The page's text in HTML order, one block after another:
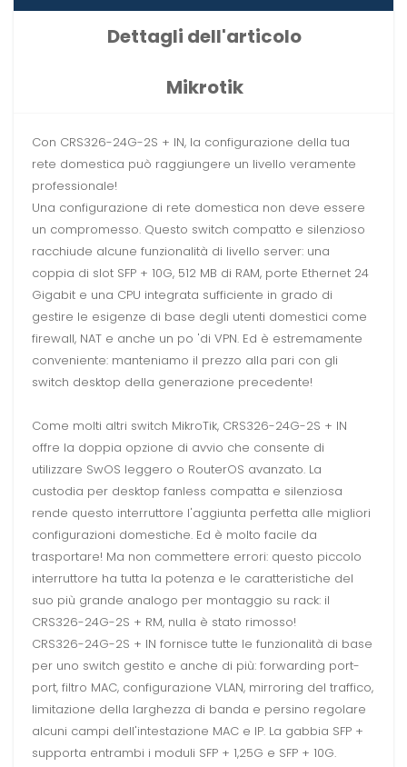
Dettagli dell'articolo
Mikrotik
Con CRS326-24G-2S + IN, la configurazione della tua
rete domestica può raggiungere un livello veramente
professionale!
Una configurazione di rete domestica non deve essere
un compromesso. Questo switch compatto e silenzioso
racchiude alcune funzionalità di livello server: una
coppia di slot SFP + 10G, 512 MB di RAM, porte Ethernet 24
Gigabit e una CPU integrata sufficiente in grado di
gestire le esigenze di base degli utenti domestici come
firewall, NAT e anche un po 'di VPN. Ed è estremamente
conveniente: manteniamo il prezzo alla pari con gli
switch desktop della generazione precedente!
Come molti altri switch MikroTik, CRS326-24G-2S + IN
offre la doppia opzione di avvio che consente di
utilizzare SwOS leggero o RouterOS avanzato. La
custodia per desktop fanless compatta e silenziosa
rende questo interruttore l'aggiunta perfetta alle migliori
configurazioni domestiche. Ed è molto facile da
trasportare! Ma non commettere errori: questo piccolo
interruttore ha tutta la potenza e le caratteristiche del
suo più grande analogo per montaggio su rack: il
CRS326-24G-2S + RM, nulla è stato rimosso!
CRS326-24G-2S + IN fornisce tutte le funzionalità di base
per uno switch gestito e anche di più: forwarding port-
port, filtro MAC, configurazione VLAN, mirroring del traffico,
limitazione della larghezza di banda e persino regolare
alcuni campi dell'intestazione MAC e IP. La gabbia SFP +
supporta entrambi i moduli SFP + 1,25G e SFP + 10G.